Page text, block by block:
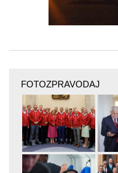
FOTOZPRAVODAJ